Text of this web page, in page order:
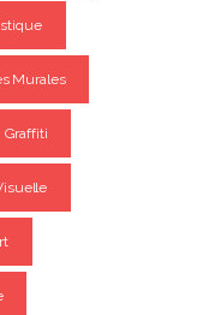
Murales
Graffiti